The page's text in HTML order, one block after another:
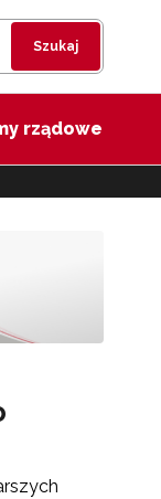
Szukaj
rządowe